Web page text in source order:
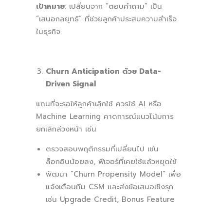
เป้าหมาย: เปลี่ยนจาก “ตอบคำถาม” เป็น
“เสนอกลยุทธ์” ที่ช่วยลูกค้าประสบความสำเร็จ
ในธุรกิจ
Churn Anticipation ด้วย Data-
Driven Signal
แทนที่จะรอให้ลูกค้าเลิกใช้ ควรใช้ AI หรือ
Machine Learning คาดการณ์แนวโน้มการ
ยกเลิกล่วงหน้า เช่น
ตรวจสอบพฤติกรรมที่เปลี่ยนไป เช่น
ล็อกอินน้อยลง, ฟีเจอร์ที่เคยใช้แล้วหยุดใช้
พัฒนา “Churn Propensity Model” เพื่อ
แจ้งเตือนทีม CSM และส่งข้อเสนอเชิงรุก
เช่น Upgrade Credit, Bonus Feature